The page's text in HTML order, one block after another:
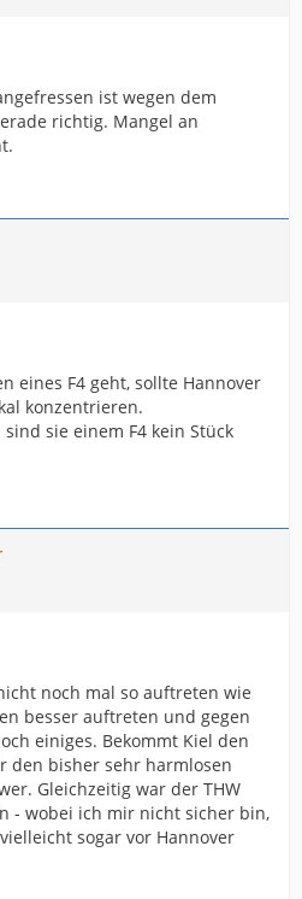
ist wegen dem
richtig. Mangel an
eines F4 geht, sollte Hannover
konzentrieren.
sie einem F4 kein Stück
noch mal so auftreten wie
besser auftreten und gegen
einiges. Bekommt Kiel den
den bisher sehr harmlosen
Gleichzeitig war der THW
- wobei ich mir nicht sicher bin,
sogar vor Hannover